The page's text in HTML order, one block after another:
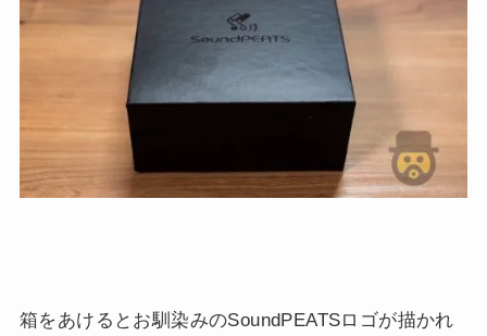
箱をあけるとお馴染みのSoundPEATSロゴが描かれ